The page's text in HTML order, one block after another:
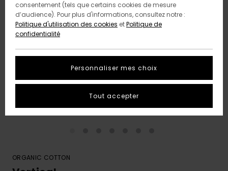
ORGANIC COTTON
consentement (tels que certains cookies de mesure
d’audience). Pour plus d'informations, consultez notre :
Politique d'utilisation des cookies etPolitique de
confidentialité
Personnaliser mes choix
Tout accepter